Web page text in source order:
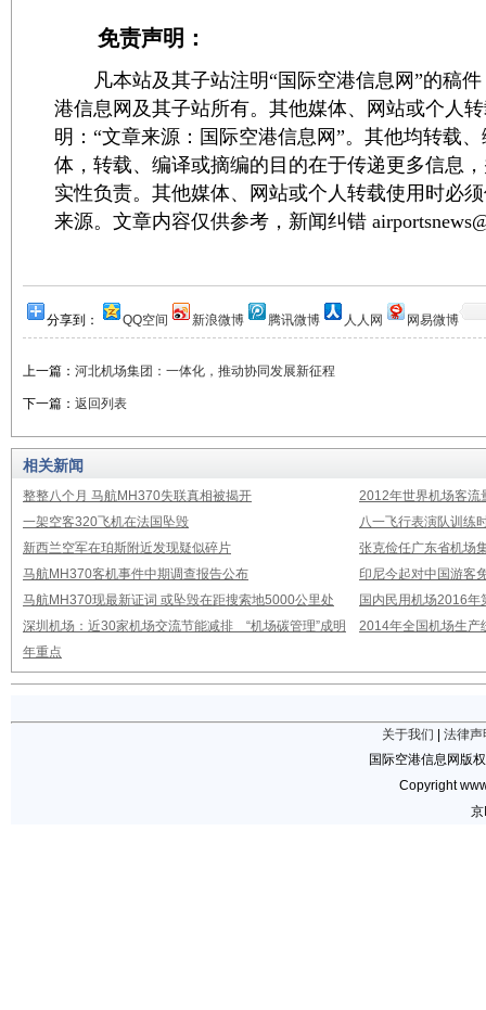
免责声明：
凡本站及其子站注明“国际空港信息网”的稿件
港信息网及其子站所有。其他媒体、网站或个人
明：“文章来源：国际空港信息网”。其他均转载
体，转载、编译或摘编的目的在于传递更多信息
实性负责。其他媒体、网站或个人转载使用时必
来源。文章内容仅供参考，新闻纠错
分享到： QQ空间 新浪微博 腾讯微博 人人网 网易微博
上一篇： 河北机场集团：一体化，推动协同发展新征程
下一篇： 返回列表
相关新闻
整整八个月 马航MH370失联真相被揭开
2012年世界机场客流
一架空客320飞机在法国坠毁
八一飞行表演队训练
新西兰空军在珀斯附近发现疑似碎片
张克俭任广东省机场
马航MH370客机事件中期调查报告公布
印尼今起对中国游客
马航MH370现最新证词 或坠毁在距搜索地5000公里处
国内民用机场2016年
深圳机场：近30家机场交流节能减排 “机场碳管理”成明
年重点
2014年全国机场生产
关于我们
法律声
国际空港信息网版
Copyright